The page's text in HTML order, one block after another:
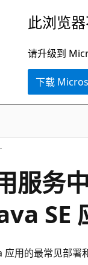
此浏览器
请升级到
下载
服务
SE
应用的最常见部